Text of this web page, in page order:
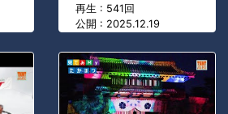
再生 : 541回
公開 : 2025.12.19